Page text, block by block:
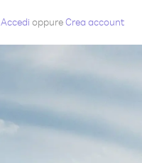
Accedi oppureCrea account